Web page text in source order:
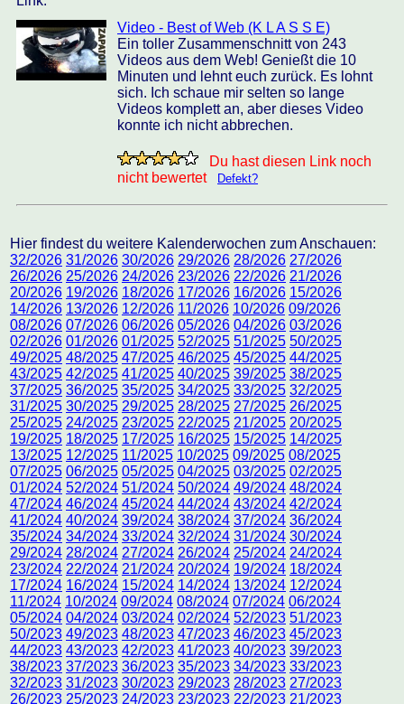
Video - Best of Web (K L A S S E)
Ein toller Zusammenschnitt von 243
Videos aus dem Web! Genießt die 10
Minuten und lehnt euch zurück. Es lohnt
sich. Ich schaue mir selten so lange
Videos komplett an, aber dieses Video
konnte ich nicht abbrechen.
Du hast diesen Link noch
nicht bewertet
Defekt?
Hier findest du weitere Kalenderwochen zum Anschauen:
32/2026 31/2026 30/2026 29/2026 28/2026 27/2026
26/2026 25/2026 24/2026 23/2026 22/2026 21/2026
20/2026 19/2026 18/2026 17/2026 16/2026 15/2026
14/2026 13/2026 12/2026 11/2026 10/2026 09/2026
08/2026 07/2026 06/2026 05/2026 04/2026 03/2026
02/2026 01/2026 01/2025 52/2025 51/2025 50/2025
49/2025 48/2025 47/2025 46/2025 45/2025 44/2025
43/2025 42/2025 41/2025 40/2025 39/2025 38/2025
37/2025 36/2025 35/2025 34/2025 33/2025 32/2025
31/2025 30/2025 29/2025 28/2025 27/2025 26/2025
25/2025 24/2025 23/2025 22/2025 21/2025 20/2025
19/2025 18/2025 17/2025 16/2025 15/2025 14/2025
13/2025 12/2025 11/2025 10/2025 09/2025 08/2025
07/2025 06/2025 05/2025 04/2025 03/2025 02/2025
01/2024 52/2024 51/2024 50/2024 49/2024 48/2024
47/2024 46/2024 45/2024 44/2024 43/2024 42/2024
41/2024 40/2024 39/2024 38/2024 37/2024 36/2024
35/2024 34/2024 33/2024 32/2024 31/2024 30/2024
29/2024 28/2024 27/2024 26/2024 25/2024 24/2024
23/2024 22/2024 21/2024 20/2024 19/2024 18/2024
17/2024 16/2024 15/2024 14/2024 13/2024 12/2024
11/2024 10/2024 09/2024 08/2024 07/2024 06/2024
05/2024 04/2024 03/2024 02/2024 52/2023 51/2023
50/2023 49/2023 48/2023 47/2023 46/2023 45/2023
44/2023 43/2023 42/2023 41/2023 40/2023 39/2023
38/2023 37/2023 36/2023 35/2023 34/2023 33/2023
32/2023 31/2023 30/2023 29/2023 28/2023 27/2023
26/2023 25/2023 24/2023 23/2023 22/2023 21/2023